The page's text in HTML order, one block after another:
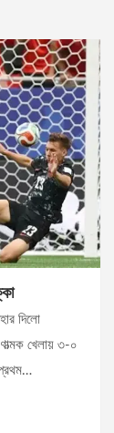
দিলো
খেলায় ৩-০
প্রথম…